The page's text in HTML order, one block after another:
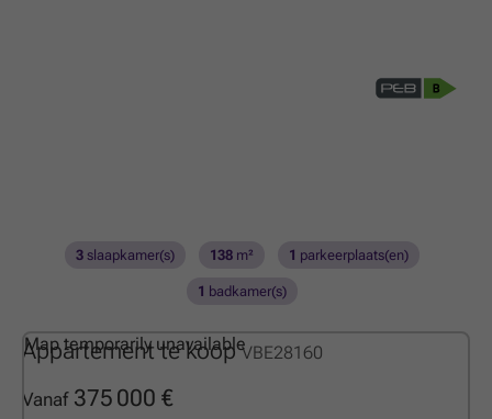
Appartement te koopVBE28160
Vanaf375 000 €
3slaapkamer(s) 138m² 1 parkeerplaats(en)
1 badkamer(s)
Map temporarily unavailable